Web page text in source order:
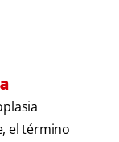
el término